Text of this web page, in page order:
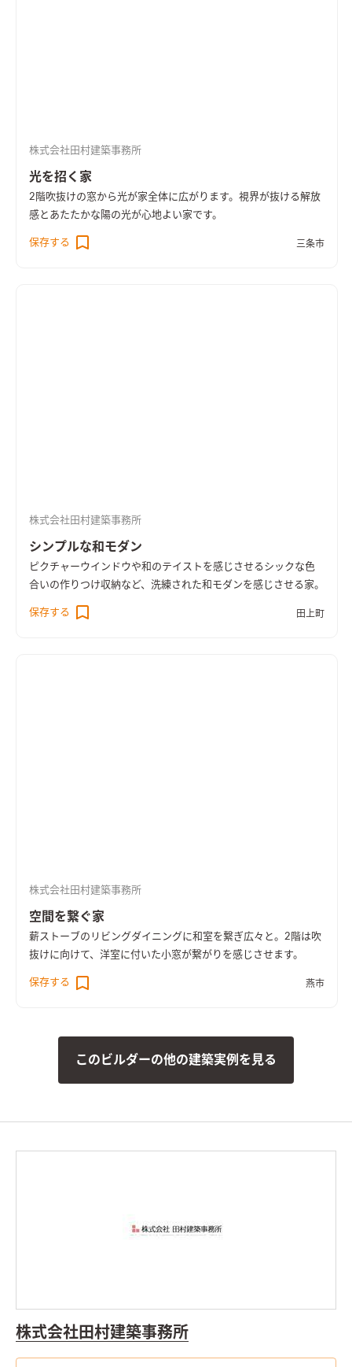
株式会社田村建築事務所
光を招く家
2階吹抜けの窓から光が家全体に広がります。視界が抜ける解放
感とあたたかな陽の光が心地よい家です。
保存する 三条市
株式会社田村建築事務所
シンプルな和モダン
ピクチャーウインドウや和のテイストを感じさせるシックな色
合いの作りつけ収納など、洗練された和モダンを感じさせる家。
保存する 田上町
株式会社田村建築事務所
空間を繋ぐ家
薪ストーブのリビングダイニングに和室を繋ぎ広々と。2階は吹
抜けに向けて、洋室に付いた小窓が繋がりを感じさせます。
保存する 燕市
このビルダーの他の建築実例を見る
株式会社田村建築事務所